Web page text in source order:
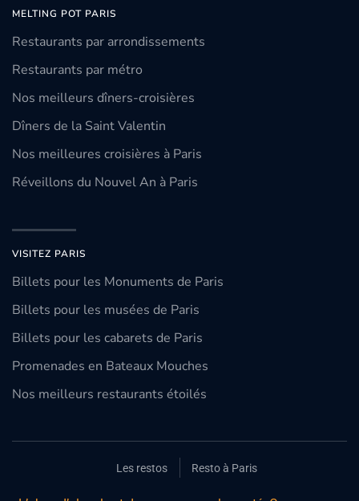
MELTING POT PARIS
Restaurants par arrondissements
Restaurants par métro
Nos meilleurs dîners-croisières
Dîners de la Saint Valentin
Nos meilleures croisières à Paris
Réveillons du Nouvel An à Paris
VISITEZ PARIS
Billets pour les Monuments de Paris
Billets pour les musées de Paris
Billets pour les cabarets de Paris
Promenades en Bateaux Mouches
Nos meilleurs restaurants étoilés
Les restos Resto à Paris